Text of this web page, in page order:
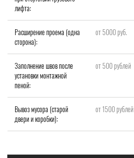
лифта:
Расширение проема (одна
сторона):
от 5000 руб.
Заполнение швов после
установки монтажной
пеной:
от 500 рублей
Вывоз мусора (старой
двери и коробки):
от 1500 рублей